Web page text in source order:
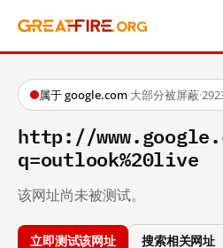
属于 google.com·大部分被屏蔽·
http://
q=outlook%20live
该网址尚未被测试。
立即测试该网址 搜索相关网址